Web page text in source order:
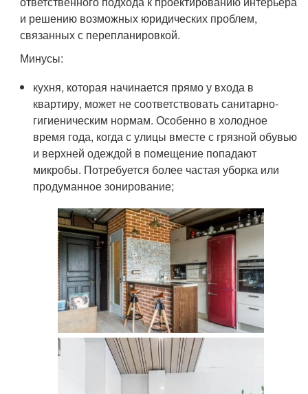
и решению возможных юридических проблем,
связанных с перепланировкой.
Минусы:
кухня, которая начинается прямо у входа в
квартиру, может не соответствовать санитарно-
гигиеническим нормам. Особенно в холодное
время года, когда с улицы вместе с грязной обувью
и верхней одеждой в помещение попадают
микробы. Потребуется более частая уборка или
продуманное зонирование;